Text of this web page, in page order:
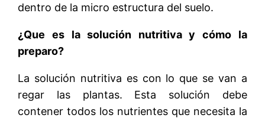
dentro de la micro estructura del suelo.
¿Que es la solución nutritiva y cómo la
preparo?
La solución nutritiva es con lo que se van a
regar las plantas. Esta solución debe
contener todos los nutrientes que necesita la